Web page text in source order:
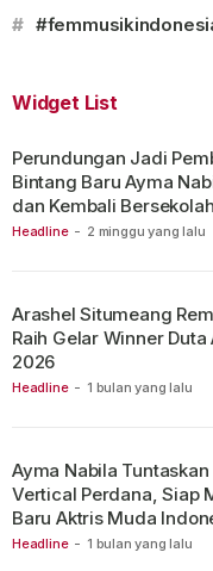
#
Widget List
Headline - 2 minggu yang lalu
Perundungan Jadi
Bintang Baru Ayma
dan Kembali Bersekolah
Headline - 1 bulan yang lalu
Arashel Situmeang
Raih Gelar Winner
2026
Headline - 1 bulan yang lalu
Ayma Nabila
Vertical Perdana, Siap
Baru Aktris Muda